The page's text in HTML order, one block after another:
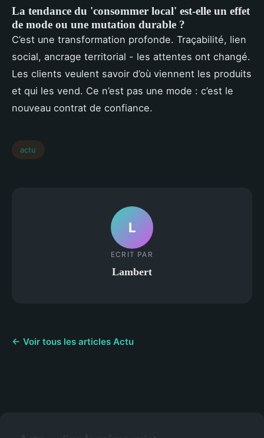
La tendance du 'consommer local' est-elle un effet
de mode ou une mutation durable ?
C’est une transformation profonde. Traçabilité, lien
social, ancrage territorial - les attentes ont changé.
Les clients veulent savoir d’où viennent les produits
et qui les vend. Ce n’est pas une mode : c’est le
nouveau contrat de confiance.
actu
L
ECRIT PAR
Lambert
← Voir tous les articles Actu